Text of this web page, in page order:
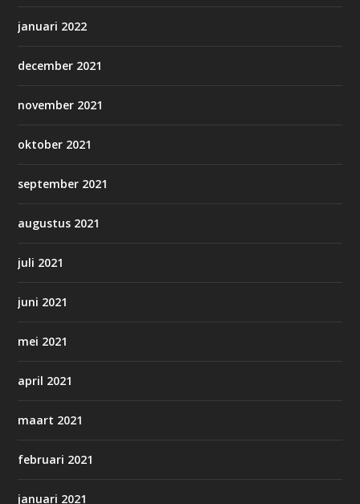
januari 2022
december 2021
november 2021
oktober 2021
september 2021
augustus 2021
juli 2021
juni 2021
mei 2021
april 2021
maart 2021
februari 2021
januari 2021